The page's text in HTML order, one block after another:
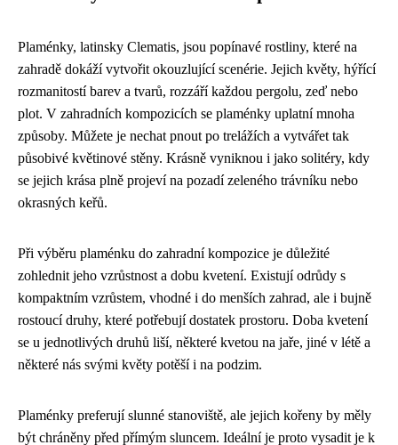
Plaménky, latinsky Clematis, jsou popínavé rostliny, které na
zahradě dokáží vytvořit okouzlující scenérie. Jejich květy, hýřící
rozmanitostí barev a tvarů, rozzáří každou pergolu, zeď nebo
plot. V zahradních kompozicích se plaménky uplatní mnoha
způsoby. Můžete je nechat pnout po trelážích a vytvářet tak
působivé květinové stěny. Krásně vyniknou i jako solitéry, kdy
se jejich krása plně projeví na pozadí zeleného trávníku nebo
okrasných keřů.
Při výběru plaménku do zahradní kompozice je důležité
zohlednit jeho vzrůstnost a dobu kvetení. Existují odrůdy s
kompaktním vzrůstem, vhodné i do menších zahrad, ale i bujně
rostoucí druhy, které potřebují dostatek prostoru. Doba kvetení
se u jednotlivých druhů liší, některé kvetou na jaře, jiné v létě a
některé nás svými květy potěší i na podzim.
Plaménky preferují slunné stanoviště, ale jejich kořeny by měly
být chráněny před přímým sluncem. Ideální je proto vysadit je k